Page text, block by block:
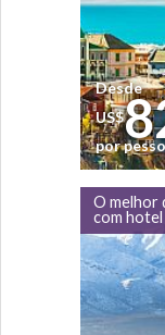
Desde
US$
por
O melhor
com hotel